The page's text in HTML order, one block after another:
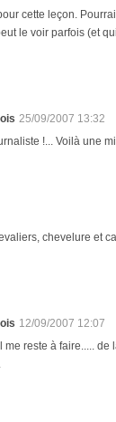
cette leçon.
le voir parfois (et
25/09/2007 13:32
!... Voilà une
chevelure et
12/09/2007 12:07
me reste à faire.....